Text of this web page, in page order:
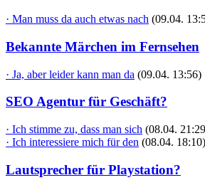
· Man muss da auch etwas nach (09.04.
Bekannte Märchen im Fernsehen
· Ja, aber leider kann man da (09.04. 13:56)
SEO Agentur für Geschäft?
· Ich stimme zu, dass man sich (08.04.
· Ich interessiere mich für den (08.04. 18:10)
Lautsprecher für Playstation?